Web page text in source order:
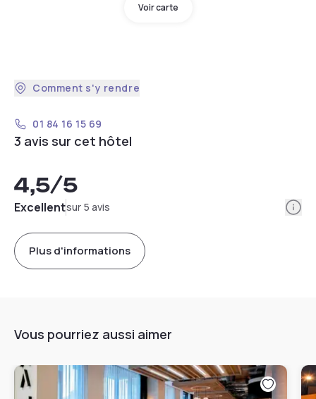
Voir carte
Comment s'y rendre
01 84 16 15 69
3 avis sur cet hôtel
4,5/5
Excellentsur 5 avis
Plus d'informations
Vous pourriez aussi aimer